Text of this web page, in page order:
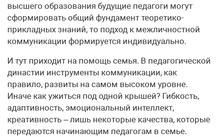
высшего образования будущие педагоги могут
сформировать общий фундамент теоретико-
прикладных знаний, то подход к межличностной
коммуникации формируется индивидуально.
И тут приходит на помощь семья. В педагогической
династии инструменты коммуникации, как
правило, развиты на самом высоком уровне.
Иначе как ужиться под одной крышей? Гибкость,
адаптивность, эмоциональный интеллект,
креативность – лишь некоторые качества, которые
передаются начинающим педагогам в семье.